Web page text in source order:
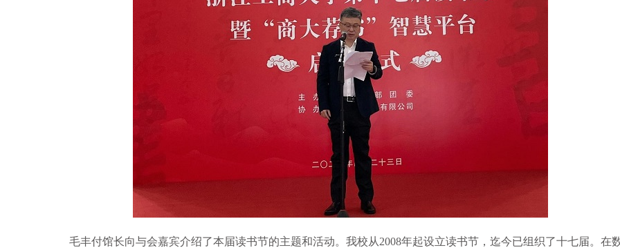
毛丰付馆长向与会嘉宾介绍了本届读书节的主题和活动。我校从2008年起设立读书节，迄今已组织了十七届。在